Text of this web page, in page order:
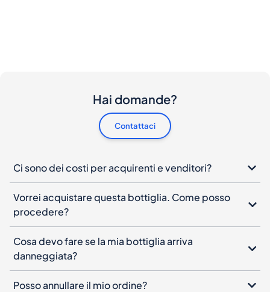
Hai domande?
Contattaci
Ci sono dei costi per acquirenti e venditori?
Vorrei acquistare questa bottiglia. Come posso
procedere?
Cosa devo fare se la mia bottiglia arriva
danneggiata?
Posso annullare il mio ordine?